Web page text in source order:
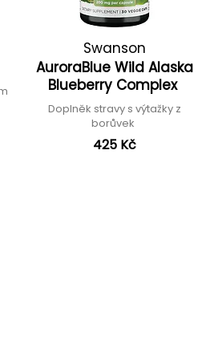
Swanson
AuroraBlue Wild Alaska
Blueberry Complex
Doplněk stravy s výtažky z
borůvek
425 Kč